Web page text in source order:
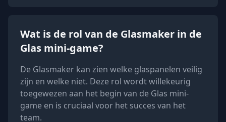
Wat is de rol van de Glasmaker in de
Glas mini-game?
De Glasmaker kan zien welke glaspanelen veilig
zijn en welke niet. Deze rol wordt willekeurig
toegewezen aan het begin van de Glas mini-
game en is cruciaal voor het succes van het
team.